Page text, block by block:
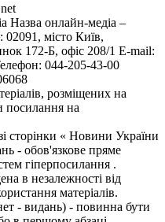
Назва онлайн-медіа –
місто Київ,
172-Б, офіс 208/1 E-mail:
044-205-43-00
розміщених на
посилання на
сторінки « Новини України
- обов'язкове пряме
гіперпосилання .
в незалежності від
матеріалів.
- видань) - повинна бути